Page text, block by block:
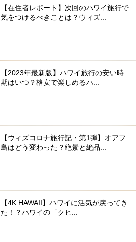
【在住者レポート】次回のハワイ旅行で
気をつけるべきことは？ウィズ...
【2023年最新版】ハワイ旅行の安い時
期はいつ？格安で楽しめるハ...
【ウィズコロナ旅行記・第1弾】オアフ
島はどう変わった？絶景と絶品...
【4K HAWAII】ハワイに活気が戻ってき
た！？ハワイの「クヒ...